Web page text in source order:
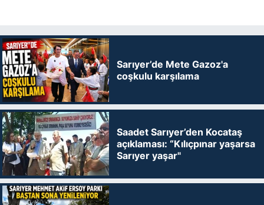
Sarıyer’de Mete Gazoz'a
coşkulu karşılama
Saadet Sarıyer’den Kocataş
açıklaması: “Kılıçpınar yaşarsa
Sarıyer yaşar"